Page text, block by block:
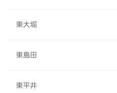
東大堀
東島田
東平井